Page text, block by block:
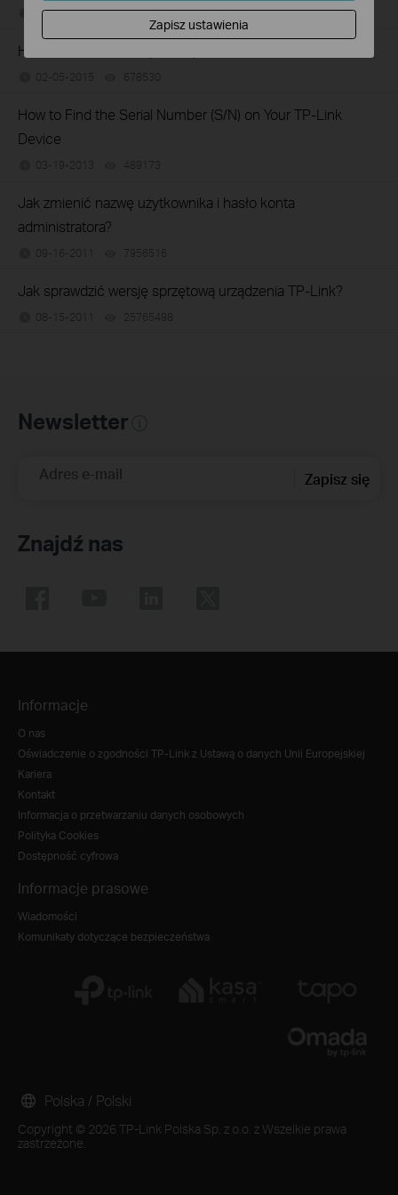
02-19-2019 7625175views
How to connect computers/phones to a wireless network
02-05-2015 678530
How to Find the Serial Number (S/N) on Your TP-Link
Device
03-19-2013 489173
Jak zmienić nazwę użytkownika i hasło konta
administratora?
09-16-2011 7956516
Jak sprawdzić wersję sprzętową urządzenia TP-Link?
08-15-2011 25765498
Newsletter
Adres e-mail Zapisz się
Znajdź nas
Informacje
O nas
Oświadczenie o zgodności TP-Link z Ustawą o danych Unii Europejskiej
Kariera
Kontakt
Informacja o przetwarzaniu danych osobowych
Polityka Cookies
Dostępność cyfrowa
Informacje prasowe
Wiadomości
Komunikaty dotyczące bezpieczeństwa
Copyright © 2026 TP-Link Polska Sp. z o.o. z Wszelkie prawa
zastrzeżone.
Polska / Polski
Zapisz ustawienia